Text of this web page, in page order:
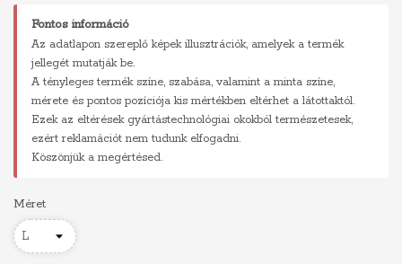
Fontos információ
Az adatlapon szereplő képek illusztrációk, amelyek a termék
jellegét mutatják be.
A tényleges termék színe, szabása, valamint a minta színe,
mérete és pontos pozíciója kis mértékben eltérhet a látottaktól.
Ezek az eltérések gyártástechnológiai okokból természetesek,
ezért reklamációt nem tudunk elfogadni.
Köszönjük a megértésed.
Méret